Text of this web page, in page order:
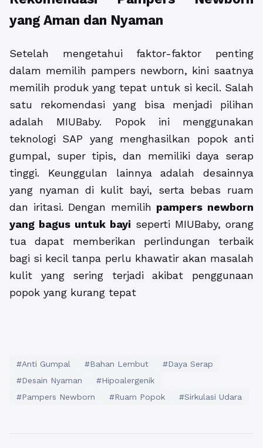
yang Aman dan Nyaman
Setelah mengetahui faktor-faktor penting
dalam memilih pampers newborn, kini saatnya
memilih produk yang tepat untuk si kecil. Salah
satu rekomendasi yang bisa menjadi pilihan
adalah MIUBaby. Popok ini menggunakan
teknologi SAP yang menghasilkan popok anti
gumpal, super tipis, dan memiliki daya serap
tinggi. Keunggulan lainnya adalah desainnya
yang nyaman di kulit bayi, serta bebas ruam
dan iritasi. Dengan memilih pampers newborn
yang bagus untuk bayi seperti MIUBaby, orang
tua dapat memberikan perlindungan terbaik
bagi si kecil tanpa perlu khawatir akan masalah
kulit yang sering terjadi akibat penggunaan
popok yang kurang tepat
#Anti Gumpal #Bahan Lembut
#Daya Serap
#Desain Nyaman
#Hipoalergenik
#Pampers Newborn
#Ruam Popok #Sirkulasi Udara